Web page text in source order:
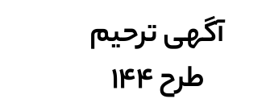
آگهی ترحیم
طرح ۱۴۴